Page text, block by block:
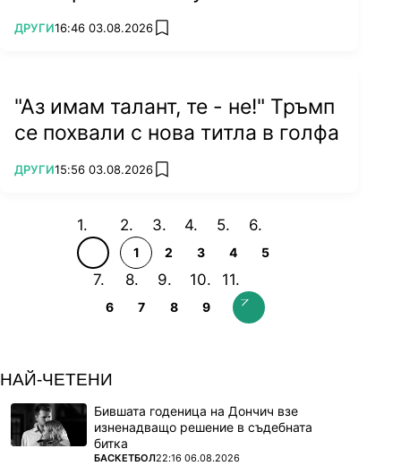
ПОВЕЧЕ ОТ
ДРУГИ16:46 03.08.2026 add favorites
"Аз имам талант, те - не!" Тръмп
се похвали с нова титла в голфа
ПОВЕЧЕ ОТ
ДРУГИ15:56 03.08.2026 add favorites
1 2 3 4 5
6 7 8 9
НАЙ-ЧЕТЕНИ
Бившата годеница на Дончич взе
изненадващо решение в съдебната
битка
ПОВЕЧЕ ОТ
БАСКЕТБОЛ22:16 06.08.2026